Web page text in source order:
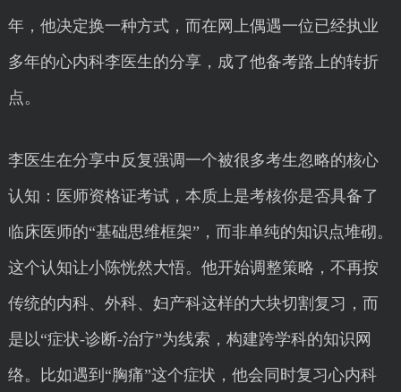
年，他决定换一种方式，而在网上偶遇一位已经执业
多年的心内科李医生的分享，成了他备考路上的转折
点。
李医生在分享中反复强调一个被很多考生忽略的核心
认知：医师资格证考试，本质上是考核你是否具备了
临床医师的“基础思维框架”，而非单纯的知识点堆砌。
这个认知让小陈恍然大悟。他开始调整策略，不再按
传统的内科、外科、妇产科这样的大块切割复习，而
是以“症状-诊断-治疗”为线索，构建跨学科的知识网
络。比如遇到“胸痛”这个症状，他会同时复习心内科